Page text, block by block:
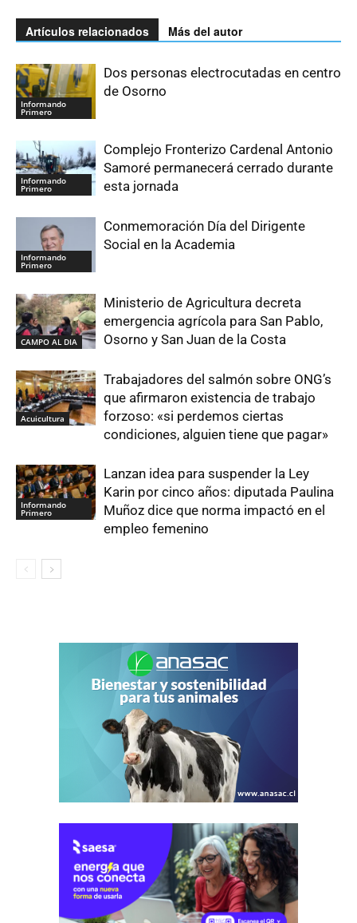
Artículos relacionados Más del autor
Informando
Primero
Dos personas electrocutadas en centro
de Osorno
Informando
Primero
Complejo Fronterizo Cardenal Antonio
Samoré permanecerá cerrado durante
esta jornada
Informando
Primero
Conmemoración Día del Dirigente
Social en la Academia
CAMPO AL DIA
Ministerio de Agricultura decreta
emergencia agrícola para San Pablo,
Osorno y San Juan de la Costa
Acuicultura
Trabajadores del salmón sobre ONG’s
que afirmaron existencia de trabajo
forzoso: «si perdemos ciertas
condiciones, alguien tiene que pagar»
Informando
Primero
Lanzan idea para suspender la Ley
Karin por cinco años: diputada Paulina
Muñoz dice que norma impactó en el
empleo femenino